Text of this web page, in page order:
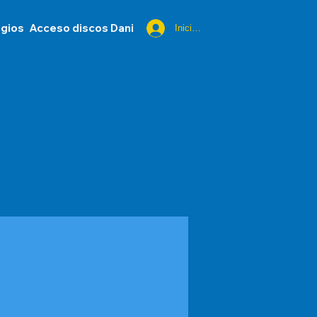
Acceso discos Dani Iniciar sesión